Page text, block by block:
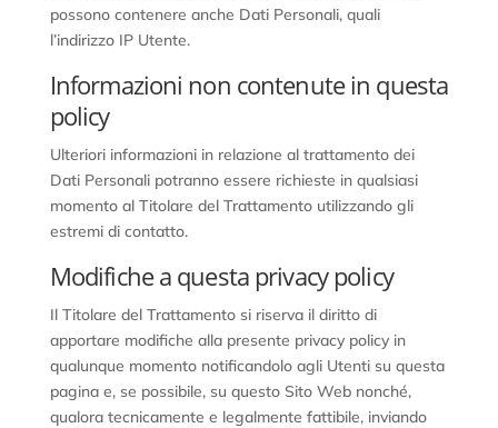
possono contenere anche Dati Personali, quali
l’indirizzo IP Utente.
Informazioni non contenute in questa
policy
Ulteriori informazioni in relazione al trattamento dei
Dati Personali potranno essere richieste in qualsiasi
momento al Titolare del Trattamento utilizzando gli
estremi di contatto.
Modifiche a questa privacy policy
Il Titolare del Trattamento si riserva il diritto di
apportare modifiche alla presente privacy policy in
qualunque momento notificandolo agli Utenti su questa
pagina e, se possibile, su questo Sito Web nonché,
qualora tecnicamente e legalmente fattibile, inviando